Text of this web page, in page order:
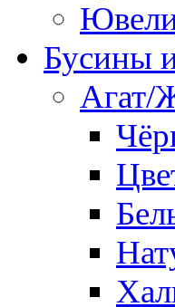
Бусины
Агат/